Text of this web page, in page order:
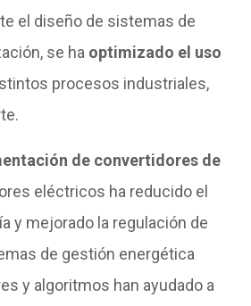
el diseño de sistemas de
se ha optimizado el uso
procesos industriales,
de convertidores de
eléctricos ha reducido el
y mejorado la regulación de
de gestión energética
y algoritmos han ayudado a